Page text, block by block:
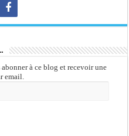
à ce blog et recevoir une
email.